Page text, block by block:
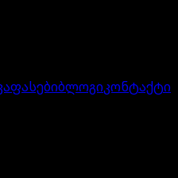
ფასებიბლოგიკონტაქტი